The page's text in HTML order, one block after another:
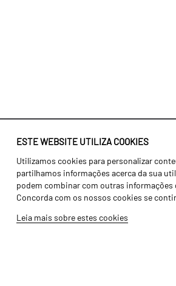
ESTE WEBSITE UTILIZA COOKIES
Utilizamos cookies para personalizar
partilhamos informações acerca da sua
podem combinar com outras
Concorda com os nossos cookies se
Leia mais sobre estes cookies
Identidade
História
Fábrica / Produção
Recursos Humanos